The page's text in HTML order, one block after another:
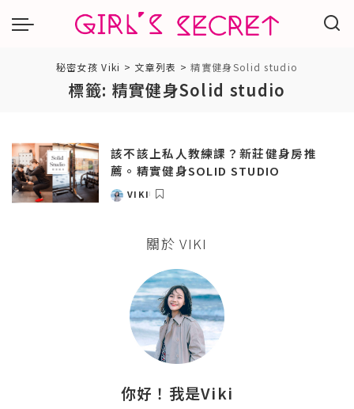
秘密女孩 Viki > 文章列表 >精實健身Solid studio
標籤: 精實健身Solid studio
該不該上私人教練課？新莊健身房推
薦。精實健身SOLID STUDIO
POSTED
VIKI
關於 VIKI
你好！我是Viki